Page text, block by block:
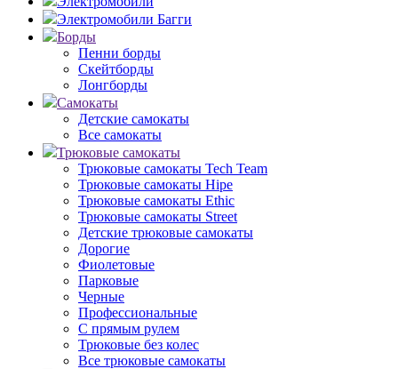
Электромобили Багги
Борды
Пенни борды
Скейтборды
Лонгборды
Самокаты
Детские самокаты
Все самокаты
Трюковые самокаты
Трюковые самокаты Tech Team
Трюковые самокаты Hipe
Трюковые самокаты Ethic
Трюковые самокаты Street
Детские трюковые самокаты
Дорогие
Фиолетовые
Парковые
Черные
Профессиональные
С прямым рулем
Трюковые без колес
Все трюковые самокаты